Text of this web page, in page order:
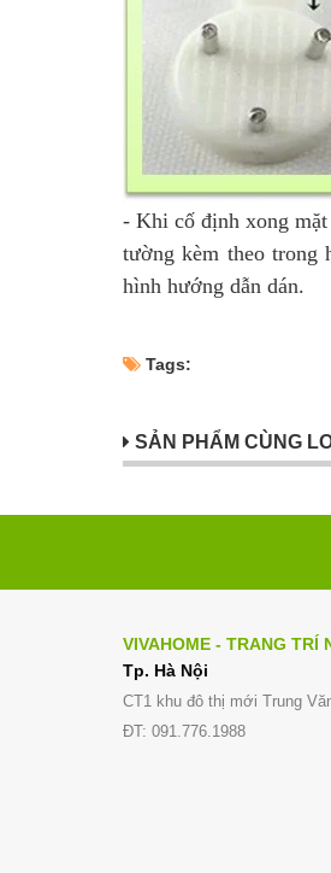
- Khi cố định xong mặt
tường kèm theo trong
hình hướng dẫn dán.
Tags:
SẢN PHẨM CÙNG
VIVAHOME - TRANG TRÍ
Tp. Hà Nội
CT1 khu đô thị mới Trung
ĐT: 091.776.1988